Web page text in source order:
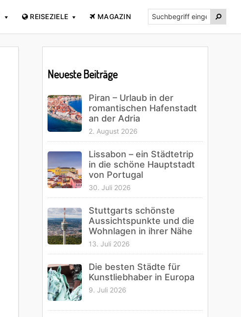
REISEZIELE MAGAZIN
Suchbegriff
eingeben...

Sidebar
Neueste Beiträge
Piran – Urlaub in der
romantischen Hafenstadt
an der Adria
2. August 2026
Lissabon – ein Städtetrip
in die schöne Hauptstadt
von Portugal
30. Juli 2026
Stuttgarts schönste
Aussichtspunkte und die
Wohnlagen in ihrer Nähe
13. Juli 2026
Die besten Städte für
Kunstliebhaber in Europa
9. Juli 2026